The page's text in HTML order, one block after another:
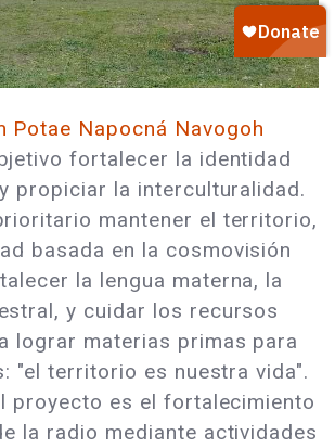
Potae Napocná Navogoh
fortalecer la identidad
propiciar la interculturalidad.
mantener el territorio,
basada en la cosmovisión
la lengua materna, la
y cuidar los recursos
lograr materias primas para
"el territorio es nuestra vida".
proyecto es el fortalecimiento
la radio mediante actividades